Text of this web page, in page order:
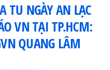
TU NGÀY AN LẠC
VN TẠI TP.HCM:
QUANG LÂM